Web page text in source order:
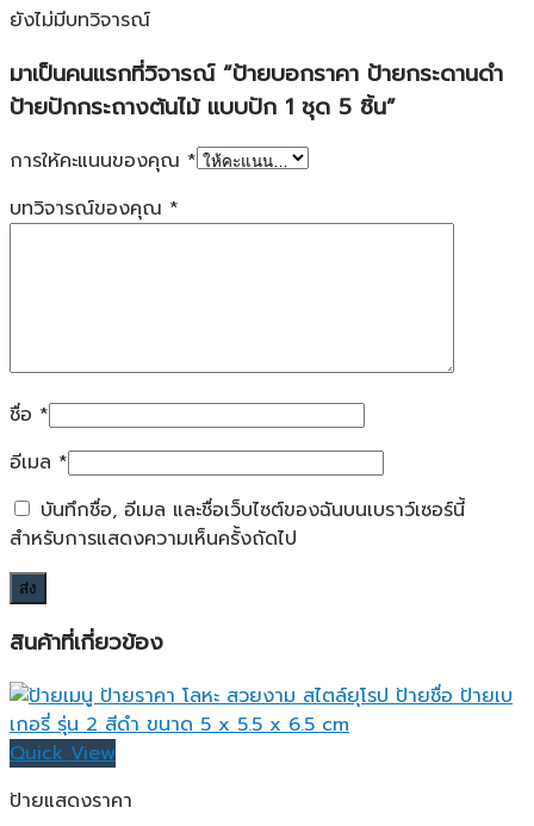
ยังไม่มีบทวิจารณ์
มาเป็นคนแรกที่วิจารณ์ “ป้ายบอกราคา ป้ายกระดานดำ
ป้ายปักกระถางต้นไม้ แบบปัก 1 ชุด 5 ชิ้น”
การให้คะแนนของคุณ *
บทวิจารณ์ของคุณ *
ชื่อ *
อีเมล *
บันทึกชื่อ, อีเมล และชื่อเว็บไซต์ของฉันบนเบราว์เซอร์นี้
สำหรับการแสดงความเห็นครั้งถัดไป
สินค้าที่เกี่ยวข้อง
Quick View
ป้ายแสดงราคา